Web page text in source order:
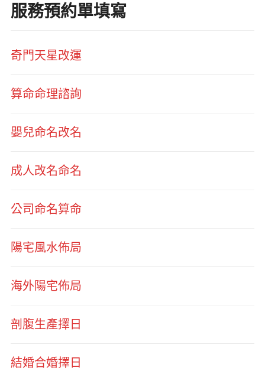
服務預約單填寫
奇門天星改運
算命命理諮詢
嬰兒命名改名
成人改名命名
公司命名算命
陽宅風水佈局
海外陽宅佈局
剖腹生產擇日
結婚合婚擇日